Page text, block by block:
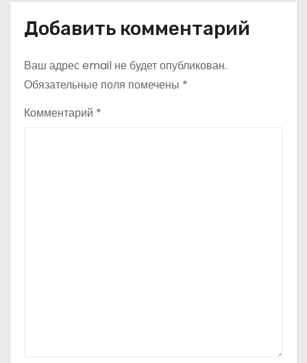
с
я
м
Добавить комментарий
Ваш адрес email не будет опубликован.
Обязательные поля помечены *
Комментарий *